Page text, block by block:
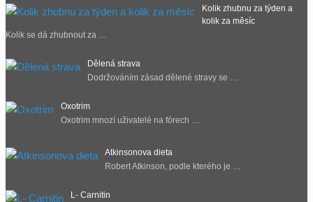
Kolik zhubnu za týden a
kolik za měsíc
Kolik se dá zhubnout za …
Dělená strava
Dodržováním zásad dělené stravy se …
Oxotrim
Oxotrim mnozí uživatelé na fórech …
Atkinsonova dieta
Robert Atkinson, podle kterého je …
L- Carnitin